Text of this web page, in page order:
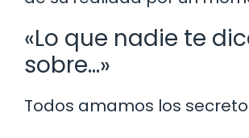
«Lo que nadie te
sobre…»
Todos amamos los